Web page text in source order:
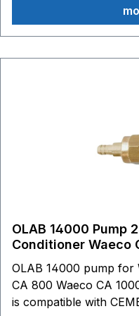
Other technical details (see
outlet: brass body
bushing (PTFE with
steel springs 8.
9. sealing O-rings
sealing (silicone or
OLAB 14000 Pump
Conditioner Waeco
OLAB 14000 pump for
CA 800 Waeco CA 1000 230V This
is compatible with